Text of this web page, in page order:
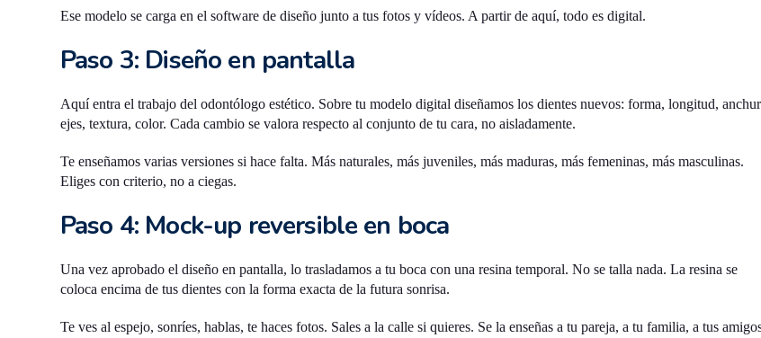
Ese modelo se carga en el software de diseño junto a tus fotos y vídeos. A partir de aquí, todo es digital.
Paso 3: Diseño en pantalla
Aquí entra el trabajo del odontólogo estético. Sobre tu modelo digital diseñamos los dientes nuevos: forma, longitud,
ejes, textura, color. Cada cambio se valora respecto al conjunto de tu cara, no aisladamente.
Te enseñamos varias versiones si hace falta. Más naturales, más juveniles, más maduras, más femeninas, más masculinas.
Eliges con criterio, no a ciegas.
Paso 4: Mock-up reversible en boca
Una vez aprobado el diseño en pantalla, lo trasladamos a tu boca con una resina temporal. No se talla nada. La resina se
coloca encima de tus dientes con la forma exacta de la futura sonrisa.
Te ves al espejo, sonríes, hablas, te haces fotos. Sales a la calle si quieres. Se la enseñas a tu pareja, a tu familia, a tus